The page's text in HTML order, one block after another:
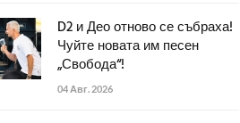
D2 и Део отново се събраха!
Чуйте новата им песен
„Свобода“!
04 Авг. 2026